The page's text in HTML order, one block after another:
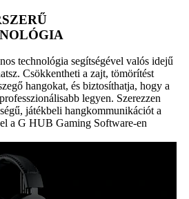
technológia segítségével valós idejű
Csökkentheti a zajt, tömörítést
hangokat, és biztosíthatja, hogy a
legyen. Szerezzen
játékbeli hangkommunikációt a
a G HUB Gaming Software-en